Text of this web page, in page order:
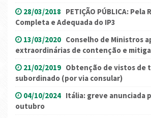
28/03/2018 PETIÇÃO PÚBLICA:
Completa e Adequada do IP3
13/03/2020 Conselho de Ministros
extraordinárias de contenção e
21/02/2019 Obtenção de vistos de
subordinado (por via consular)
04/10/2024 Itália: greve anunciada
outubro